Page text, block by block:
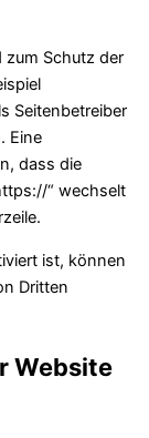
zum Schutz der
Seitenbetreiber
Eine
dass die
“ wechselt
ist, können
Dritten
Website